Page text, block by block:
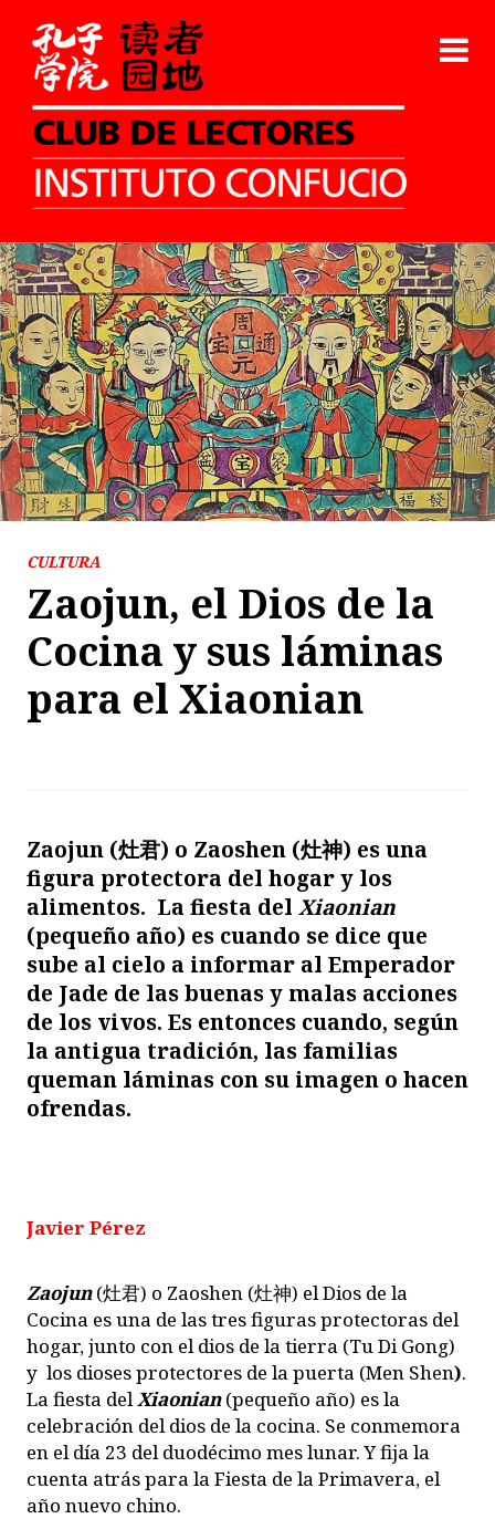
CULTURA
Zaojun, el Dios de la
Cocina y sus láminas
para el Xiaonian
Zaojun (灶君) o Zaoshen (灶神) es una
figura protectora del hogar y los
alimentos. La fiesta del Xiaonian
(pequeño año) es cuando se dice que
sube al cielo a informar al Emperador
de Jade de las buenas y malas acciones
de los vivos. Es entonces cuando, según
la antigua tradición, las familias
queman láminas con su imagen o hacen
ofrendas.
Javier Pérez
Zaojun(灶君) o Zaoshen (灶神) el Dios de la
Cocina es una de las tres figuras protectoras del
hogar, junto con el dios de la tierra (Tu Di Gong)
y los dioses protectores de la puerta (Men Shen).
La fiesta delXiaonian (pequeño año) es la
celebración del dios de la cocina. Se conmemora
en el día 23 del duodécimo mes lunar. Y fija la
cuenta atrás para la Fiesta de la Primavera, el
año nuevo chino.